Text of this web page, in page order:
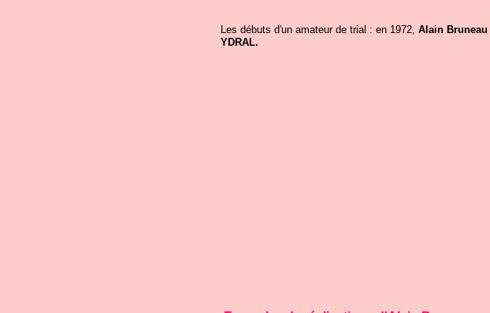
Les débuts d'un amateur de trial : en 1972, Alain Bruneau
YDRAL.